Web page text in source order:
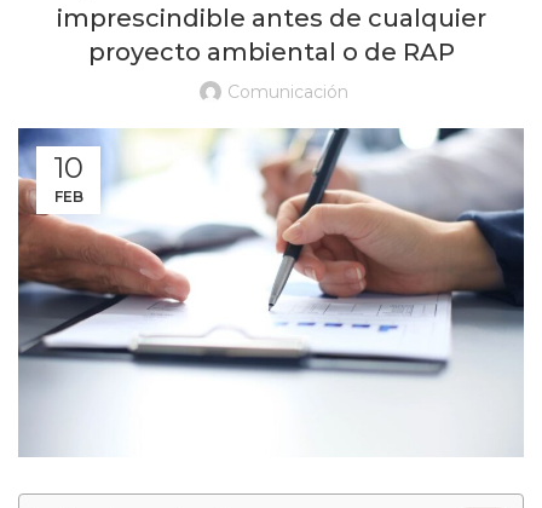
imprescindible antes de cualquier
proyecto ambiental o de RAP
Comunicación
10
FEB